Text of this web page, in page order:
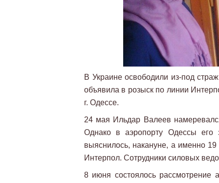
В Украине освободили из-под
объявила в розыск по линии
г. Одессе.
24 мая Ильдар Валеев
Однако в аэропорту Одессы его
выяснилось, накануне, а именно
Интерпол. Сотрудники силовых
8 июня состоялось рассмотрение